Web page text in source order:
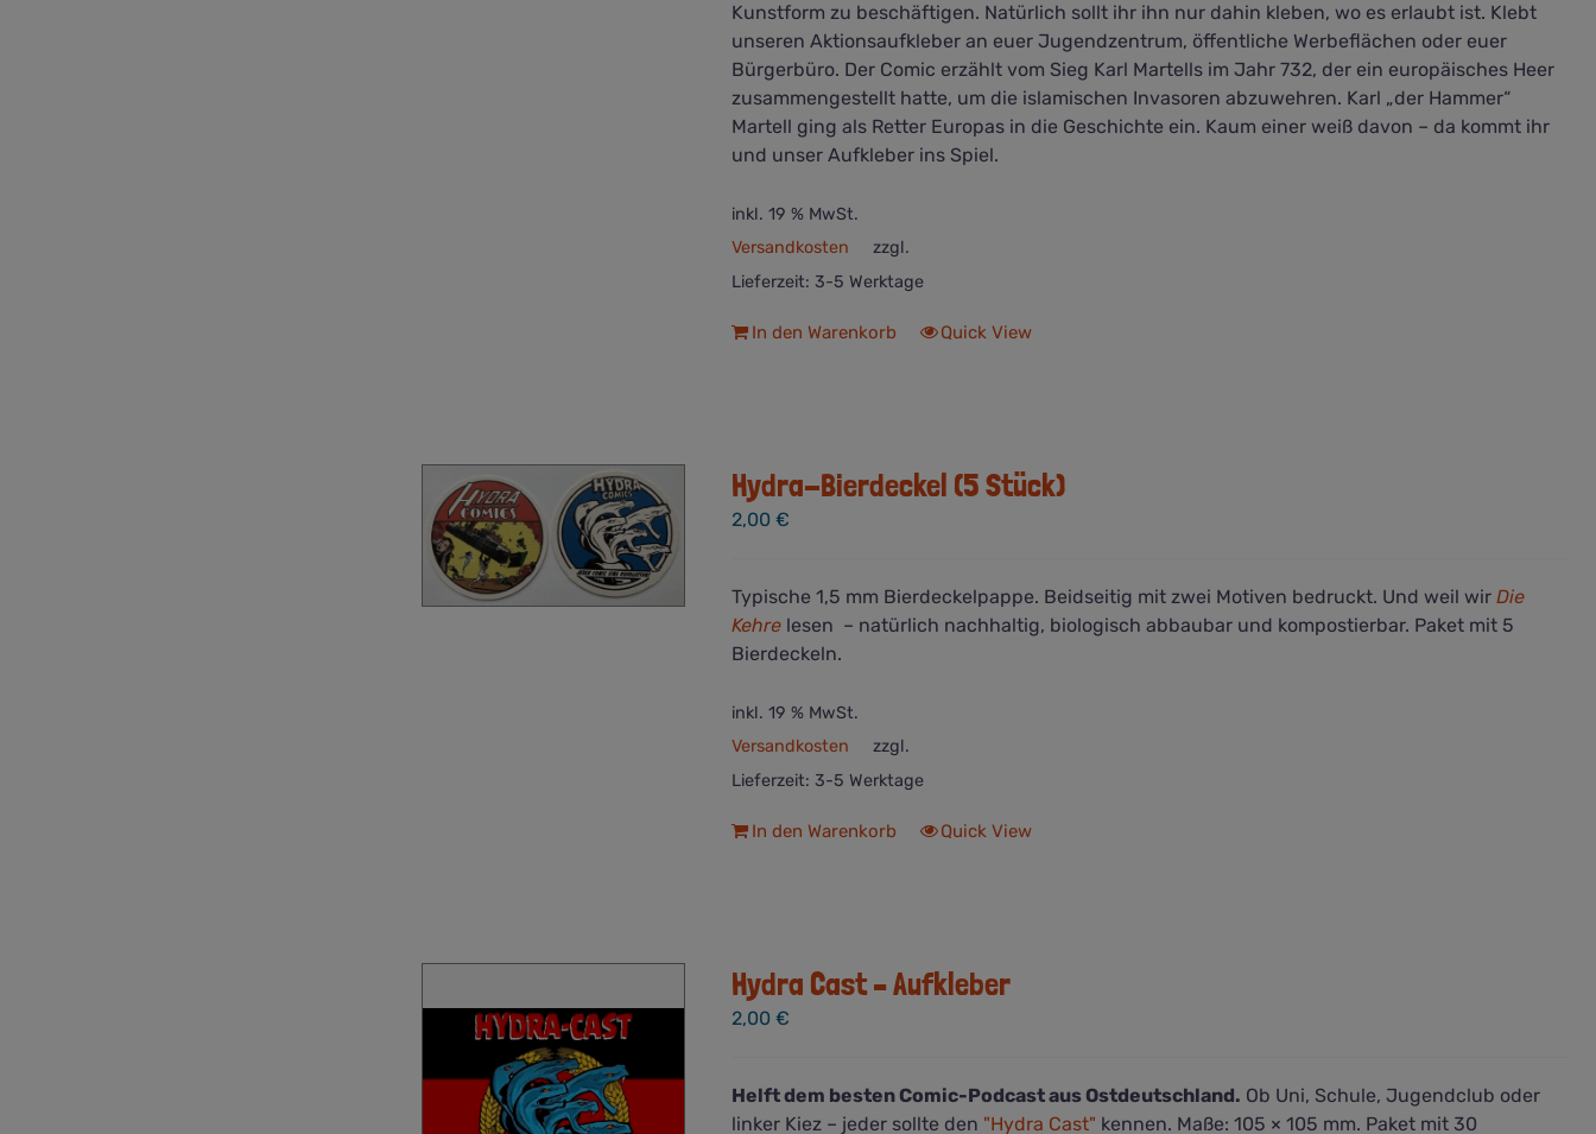
Kunstform zu beschäftigen. Natürlich sollt ihr ihn nur dahin kleben, wo es erlaubt ist. Klebt
unseren Aktionsaufkleber an euer Jugendzentrum, öffentliche Werbeflächen oder euer
Bürgerbüro. Der Comic erzählt vom Sieg Karl Martells im Jahr 732, der ein europäisches Heer
zusammengestellt hatte, um die islamischen Invasoren abzuwehren. Karl „der Hammer“
Martell ging als Retter Europas in die Geschichte ein. Kaum einer weiß davon – da kommt ihr
und unser Aufkleber ins Spiel.
inkl. 19 % MwSt.
zzgl.
Versandkosten
Lieferzeit: 3-5 Werktage
In den Warenkorb Quick View
Hydra-Bierdeckel (5 Stück)
2,00 €
Typische 1,5 mm Bierdeckelpappe. Beidseitig mit zwei Motiven bedruckt. Und weil wir Die
Kehrelesen – natürlich nachhaltig, biologisch abbaubar und kompostierbar. Paket mit 5
Bierdeckeln.
inkl. 19 % MwSt.
zzgl.
Versandkosten
Lieferzeit: 3-5 Werktage
In den Warenkorb Quick View
Hydra Cast – Aufkleber
2,00 €
Helft dem besten Comic-Podcast aus Ostdeutschland. Ob Uni, Schule, Jugendclub oder
linker Kiez – jeder sollte den "Hydra Cast" kennen. Maße: 105 × 105 mm. Paket mit 30